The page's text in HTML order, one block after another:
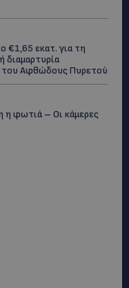
€1,65 εκατ. για τη
διαμαρτυρία
του Αφθώδους Πυρετού
η φωτιά – Οι κάμερες